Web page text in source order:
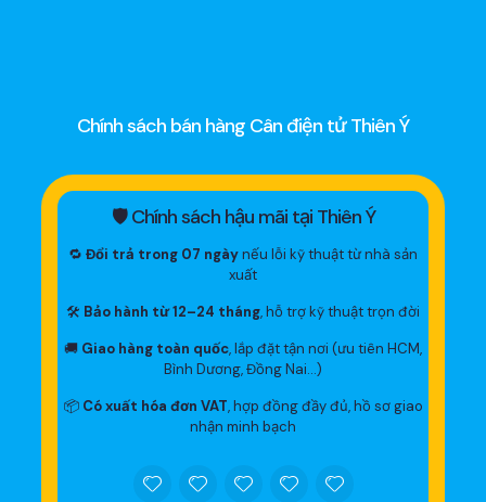
Chính sách bán hàng Cân điện tử Thiên Ý
🛡 Chính sách hậu mãi tại Thiên Ý
🔁 Đổi trả trong 07 ngàynếu lỗi kỹ thuật từ nhà sản
xuất
🛠 Bảo hành từ 12–24 tháng, hỗ trợ kỹ thuật trọn đời
🚚 Giao hàng toàn quốc, lắp đặt tận nơi (ưu tiên HCM,
Bình Dương, Đồng Nai…)
📦 Có xuất hóa đơn VAT, hợp đồng đầy đủ, hồ sơ giao
nhận minh bạch